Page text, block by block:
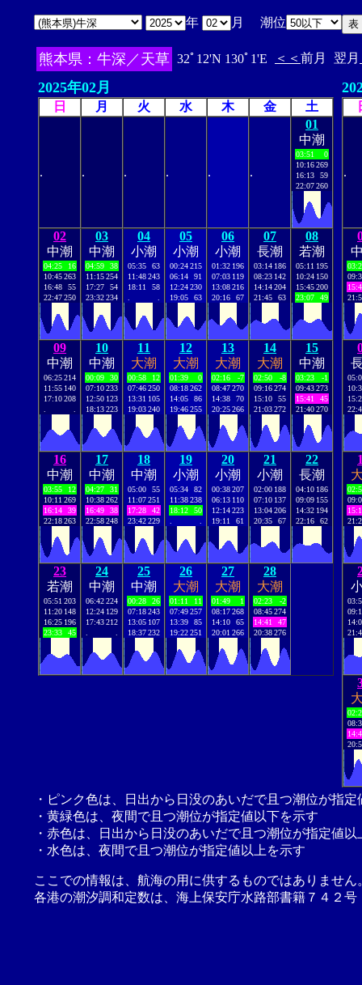
年 月 潮位
熊本県：牛深／天草 32ﾟ12'N 130ﾟ1'E ＜＜ 前月 翌月
2025年02月
日 月 火 水 木 金 土
. . . . . .
01
中潮
03:51
0
10:16269
16:13
59
22:07260
02
中潮
04:25
16
10:45263
16:48
55
22:47250
03
中潮
04:59
38
11:15254
17:27
54
23:32234
04
小潮
05:35
63
11:48243
18:11
58
05
小潮
00:24215
06:14
91
12:24230
19:05
63
06
小潮
01:32 196
07:03 119
13:08216
20:16
67
07
長潮
03:14 186
08:23 142
14:14204
21:45
63
08
若潮
05:11 195
10:24 150
15:45200
23:07
49
09
中潮
06:25214
11:55 140
17:10208
10
中潮
00:09
30
07:10233
12:50 123
18:13223
11
大潮
00:58
12
07:46250
13:31 105
19:03240
12
大潮
01:39
0
08:18262
14:05
86
19:46255
13
大潮
02:16
-7
08:47270
14:38
70
20:25266
14
大潮
02:50
-8
09:16274
15:10
55
21:03272
15
中潮
03:23
-1
09:43273
15:41
45
21:40270
16
中潮
03:55
12
10:11 269
16:14
39
22:18263
17
中潮
04:27
31
10:38262
16:49
38
22:58248
18
中潮
05:00
55
11:07251
17:28
42
23:42229
19
小潮
05:34
82
11:38238
18:12
50
20
小潮
00:38207
06:13 110
12:14223
19:11
61
21
小潮
02:00 188
07:10 137
13:04206
20:35
67
22
長潮
04:10 186
09:09 155
14:32 194
22:16
62
23
若潮
05:51 203
11:20 148
16:25 196
23:33
45
24
中潮
06:42224
12:24 129
17:43212
25
中潮
00:28
26
07:18243
13:05 107
18:37232
26
大潮
01:11
11
07:49257
13:39
85
19:22251
27
大潮
01:49
1
08:17268
14:10
65
20:01 266
28
大潮
02:23
-2
08:45274
14:41
47
20:38276
.
・ピンク色は、日出から日没のあいだで且つ潮位が指
・黄緑色は、夜間で且つ潮位が指定値以下を示す
・赤色は、日出から日没のあいだで且つ潮位が指定値以
・水色は、夜間で且つ潮位が指定値以上を示す
ここでの情報は、航海の用に供するものではありませ
各港の潮汐調和定数は、海上保安庁水路部書籍７４２